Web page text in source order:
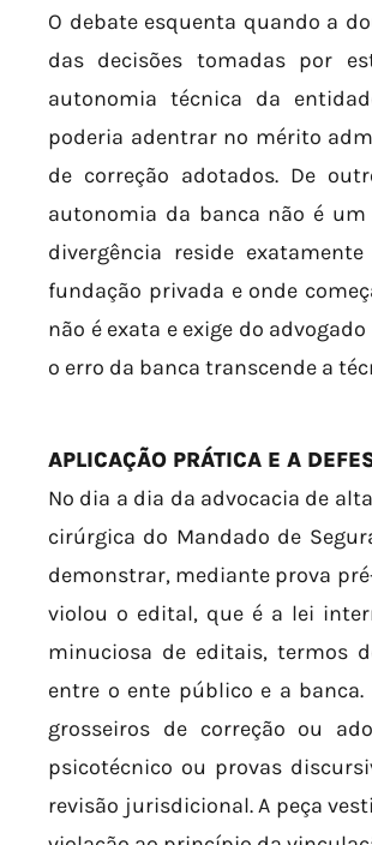
O debate esquenta quando a
das decisões tomadas por
autonomia técnica da
poderia adentrar no mérito
de correção adotados. De
autonomia da banca não é
divergência reside
fundação privada e onde
não é exata e exige do
o erro da banca transcende a
APLICAÇÃO PRÁTICA E A
No dia a dia da advocacia de
cirúrgica do Mandado de
demonstrar, mediante prova
violou o edital, que é a lei
minuciosa de editais, termos
entre o ente público e a
grosseiros de correção ou
psicotécnico ou provas
revisão jurisdicional. A peça